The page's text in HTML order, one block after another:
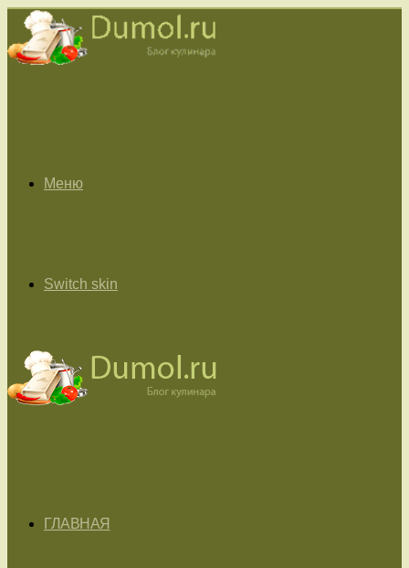
Меню
Switch skin
ГЛАВНАЯ